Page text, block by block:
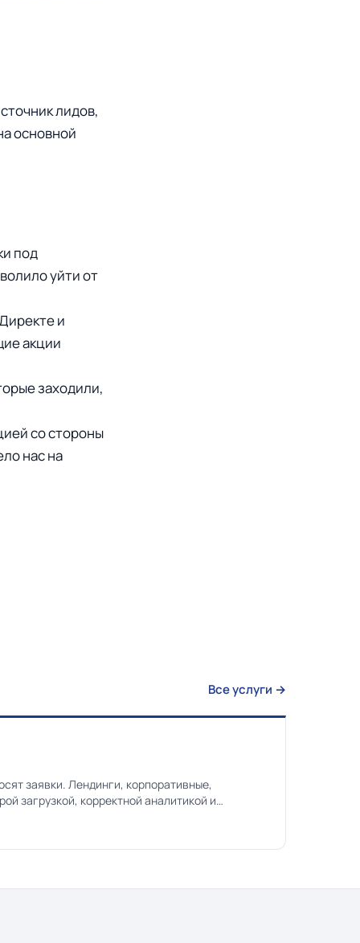
лидов,
основной
под
уйти от
и
акции
заходили,
со стороны
нас на
Все услуги →
заявки. Лендинги, корпоративные,
загрузкой, корректной аналитикой и